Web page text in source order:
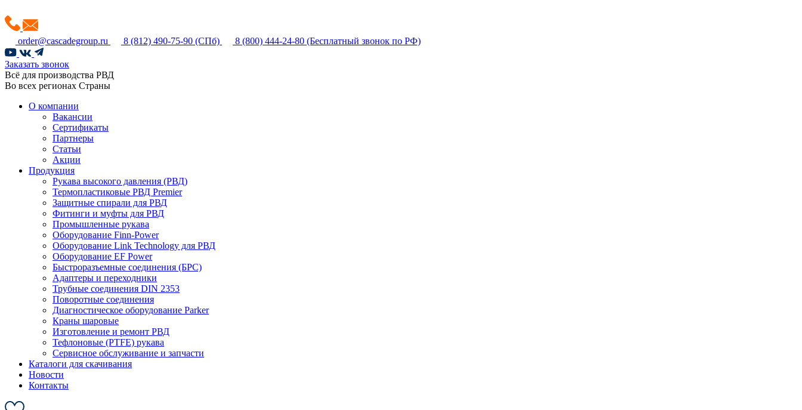
order@cascadegroup.ru 8 (812) 490-75-90 (СПб) 8 (800) 444-24-80 (Бесплатный звонок по РФ)
Заказать звонок
Всё для производства РВД
Во всех регионах Страны
О компании
Вакансии
Сертификаты
Партнеры
Статьи
Акции
Продукция
Рукава высокого давления (РВД)
Термопластиковые РВД Premier
Защитные спирали для РВД
Фитинги и муфты для РВД
Промышленные рукава
Оборудование Finn-Power
Оборудование Link Technology для РВД
Оборудование EF Power
Быстроразъемные соединения (БРС)
Адаптеры и переходники
Трубные соединения DIN 2353
Поворотные соединения
Диагностическое оборудование Parker
Краны шаровые
Изготовление и ремонт РВД
Тефлоновые (PTFE) рукава
Сервисное обслуживание и запчасти
Каталоги для скачивания
Новости
Контакты